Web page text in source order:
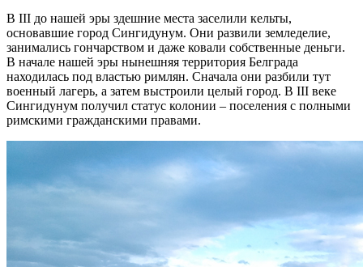
В III до нашей эры здешние места заселили кельты,
основавшие город Сингидунум. Они развили земледелие,
занимались гончарством и даже ковали собственные деньги.
В начале нашей эры нынешняя территория Белграда
находилась под властью римлян. Сначала они разбили тут
военный лагерь, а затем выстроили целый город. В III веке
Сингидунум получил статус колонии – поселения с полными
римскими гражданскими правами.